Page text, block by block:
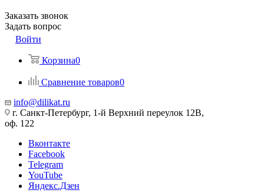
Заказать звонок
Задать вопрос
Войти
Корзина0
Сравнение товаров0
info@dilikat.ru
г. Санкт-Петербург, 1-й Верхний переулок 12В,
оф. 122
Вконтакте
Facebook
Telegram
YouTube
Яндекс.Дзен